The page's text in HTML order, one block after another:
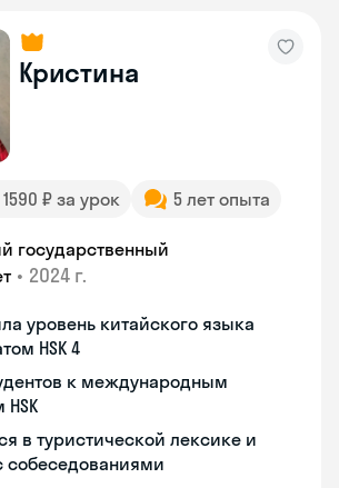
Кристина
1590 ₽ за урок 5 лет опыта
государственный
• 2024 г.
уровень китайского языка
HSK 4
к международным
в туристической лексике и
собеседованиями